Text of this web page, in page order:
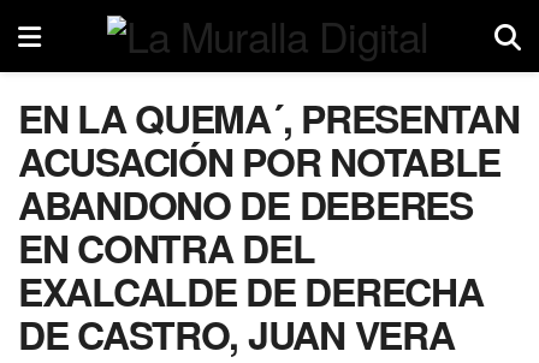
EN LA QUEMA´, PRESENTAN
ACUSACIÓN POR NOTABLE
ABANDONO DE DEBERES
EN CONTRA DEL
EXALCALDE DE DERECHA
DE CASTRO, JUAN VERA